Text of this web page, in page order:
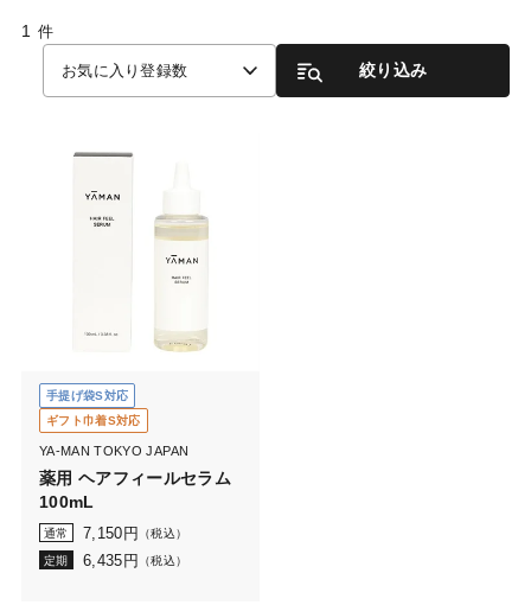
1 件
お気に入り登録数 絞り込み
手提げ袋S対応
ギフト巾着S対応
YA-MAN TOKYO JAPAN
薬用 ヘアフィールセラム
100mL
通常 7,150 円 （税込）
定期 6,435 円 （税込）